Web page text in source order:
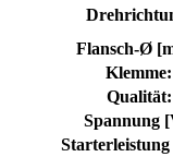
Flansch-Ø
Klemme:
Qualität:
Spannung